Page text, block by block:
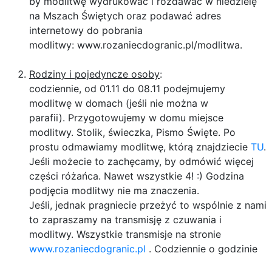
na Mszach Świętych oraz podawać adres
internetowy do pobrania
modlitwy: www.rozaniecdogranic.pl/modlitwa.
Rodziny i pojedyncze osoby:
codziennie, od 01.11 do 08.11 podejmujemy
modlitwę w domach (jeśli nie można w
parafii). Przygotowujemy w domu miejsce
modlitwy. Stolik, świeczka, Pismo Święte. Po
prostu odmawiamy modlitwę, którą znajdziecie TU.
Jeśli możecie to zachęcamy, by odmówić więcej
części różańca. Nawet wszystkie 4! :) Godzina
podjęcia modlitwy nie ma znaczenia.
Jeśli, jednak pragniecie przeżyć to wspólnie z nami
to zapraszamy na transmisję z czuwania i
modlitwy. Wszystkie transmisje na stronie
www.rozaniecdogranic.pl . Codziennie o godzinie